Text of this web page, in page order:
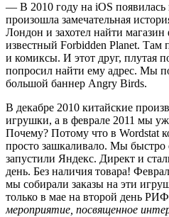
— В 2010 году на iOS
произошла замечательная
Лондон и захотел найти
известный Forbidden Planet. Там
и комиксы. И этот друг, плутая
попросил найти ему адрес. Мы
большой баннер Angry Birds.
В декабре 2010 китайские
игрушки, а в феврале 2011 мы
Почему? Потому что в Wordstat
просто зашкаливало. Мы быстро
запустили Яндекс. Директ и
день. Без наличия товара!
мы собирали заказы на эти
только в мае на второй день РИФ
мероприятие, посвященное